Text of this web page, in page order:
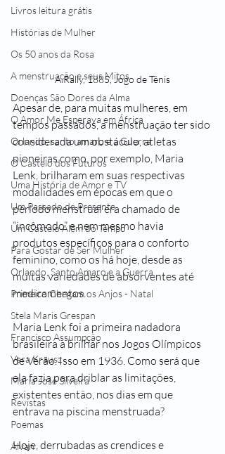
Livros leitura grátis
Histórias de Mulher
Os 50 anos da Rosa
A menstruação e seus Mitos
Doenças São Dores da Alma
O Amor Me Esperava em África
Orlando, santo amaro e a Guerra
O Castelo dos Futuros
Uma História de Amor e TV
Um Passado de Presente
Um Castelo Além do Tempo
Para Gostar de Ser Mulher
Orlando, Santo Amaro e a Guerra
Primeiro Chegam os Anjos - Natal
Stela Maris Grespan
Francisco Assumpção
Vera Krausz
Maria José Silveira
Revistas
Poemas
Alvan
A.Rally, 1885, Jogo de Tênis
Apesar de, para muitas mulheres, em
tempos passados, a menstruação ter sido
considerada um obstáculo, atletas
pioneiras como, por exemplo, Maria
Lenk, brilharam em suas respectivas
modalidades em épocas em que o
período menstrual era chamado de
“incômodo” e nem mesmo havia
produtos específicos para o conforto
feminino, como os há hoje, desde as
muitas variedades de absorventes até
medicamentos.
Maria Lenk foi a primeira nadadora
brasileira a brilhar nos Jogos Olímpicos
de Verão. Isso em 1936. Como será que
ela fazia para driblar as limitações,
existentes então, nos dias em que
entrava na piscina menstruada?
Hoje, derrubadas as crendices e